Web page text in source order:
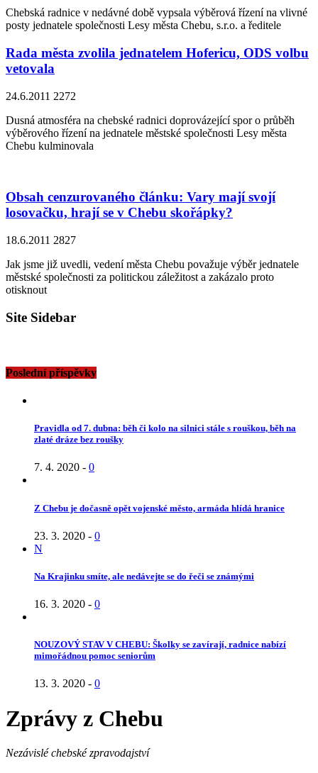
Chebská radnice v nedávné době vypsala výběrová řízení na vlivné
posty jednatele společnosti Lesy města Chebu, s.r.o. a ředitele
Rada města zvolila jednatelem Hofericu, ODS volbu
vetovala
24.6.2011 2272
Dusná atmosféra na chebské radnici doprovázející spor o průběh
výběrového řízení na jednatele městské společnosti Lesy města
Chebu kulminovala
Obsah cenzurovaného článku: Vary mají svojí
losovačku, hrají se v Chebu skořápky?
18.6.2011 2827
Jak jsme již uvedli, vedení města Chebu považuje výběr jednatele
městské společnosti za politickou záležitost a zakázalo proto
otisknout
Site Sidebar
Poslední příspěvky
Pravidla od 7. dubna: běh či kolo na silnici stále s rouškou, běh na
zlaté dráze bez roušky
7. 4. 2020 - 0
Z Chebu je dočasně opět vojenské město, armáda hlídá hranice
23. 3. 2020 - 0
N
Na Krajinku smíte, ale nedávejte se do řeči se známými
16. 3. 2020 - 0
NOUZOVÝ STAV V CHEBU: Školky se zavírají, radnice nabízí
mimořádnou pomoc seniorům
13. 3. 2020 - 0
Zprávy z Chebu
Nezávislé chebské zpravodajství